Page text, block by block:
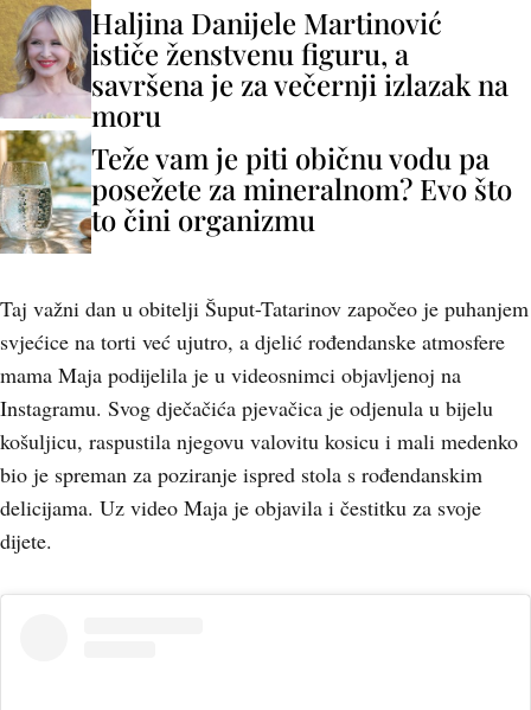
Haljina Danijele Martinović
ističe ženstvenu figuru, a
savršena je za večernji izlazak na
moru
Teže vam je piti običnu vodu pa
posežete za mineralnom? Evo što
to čini organizmu
Taj važni dan u obitelji Šuput-Tatarinov započeo je puhanjem
svjećice na torti već ujutro, a djelić rođendanske atmosfere
mama Maja podijelila je u videosnimci objavljenoj na
Instagramu. Svog dječačića pjevačica je odjenula u bijelu
košuljicu, raspustila njegovu valovitu kosicu i mali medenko
bio je spreman za poziranje ispred stola s rođendanskim
delicijama. Uz video Maja je objavila i čestitku za svoje
dijete.